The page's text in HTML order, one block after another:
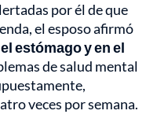
por él de que
el esposo afirmó
estómago y en el
de salud mental
veces por semana.